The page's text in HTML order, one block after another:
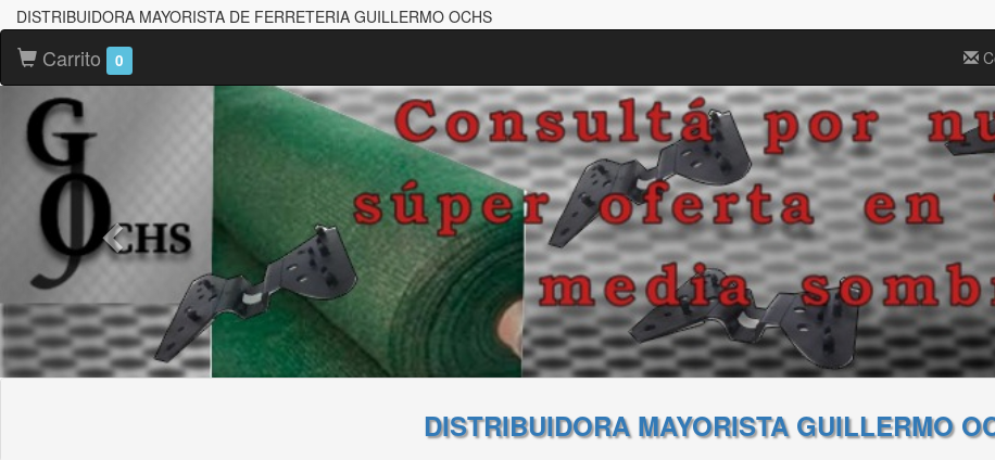
DISTRIBUIDORA MAYORISTA DE FERRETERIA GUILLERMO OCHS
Carrito 0
DISTRIBUIDORA MAYORISTA GUILLERMO